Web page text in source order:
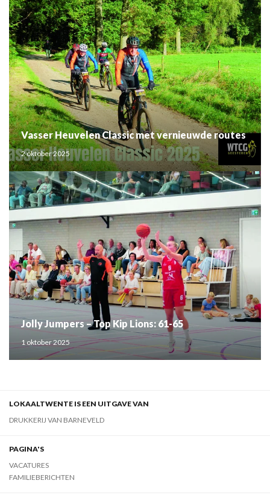
Vasser Heuvelen Classic met vernieuwde routes
2 oktober 2025
Jolly Jumpers – Top Kip Lions: 61-65
1 oktober 2025
LOKAALTWENTE IS EEN UITGAVE VAN
DRUKKERIJ VAN BARNEVELD
PAGINA'S
VACATURES
FAMILIEBERICHTEN